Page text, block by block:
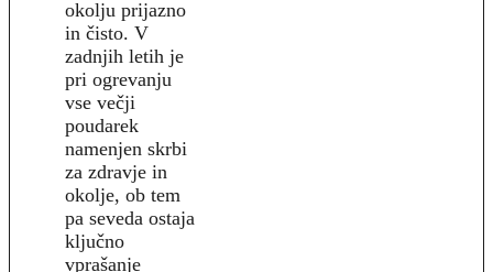
okolju prijazno
in čisto. V
zadnjih letih je
pri ogrevanju
vse večji
poudarek
namenjen skrbi
za zdravje in
okolje, ob tem
pa seveda ostaja
ključno
vprašanje